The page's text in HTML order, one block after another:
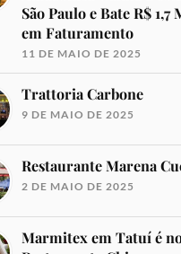
São Paulo e Bate R$ 1,7
em Faturamento
11 DE MAIO DE 2025
Trattoria Carbone
9 DE MAIO DE 2025
Restaurante Marena
2 DE MAIO DE 2025
Marmitex em Tatuí é